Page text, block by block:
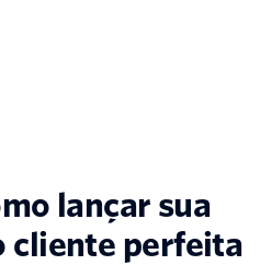
lançar sua
cliente perfeita